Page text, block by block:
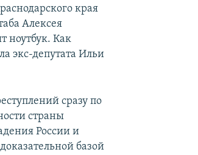
края
Алексея
ноутбук. Как
экс-депутата Ильи
сразу по
страны
России и
базой